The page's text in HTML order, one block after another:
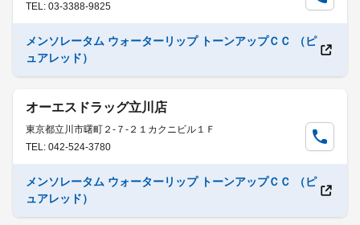
TEL: 03-3388-9825
メンソレータム ウォーターリップ トーンアップＣＣ （ピ
ュアレッド）
オーエスドラッグ立川店
東京都立川市曙町２-７-２１カクニビル１Ｆ
TEL: 042-524-3780
メンソレータム ウォーターリップ トーンアップＣＣ （ピ
ュアレッド）